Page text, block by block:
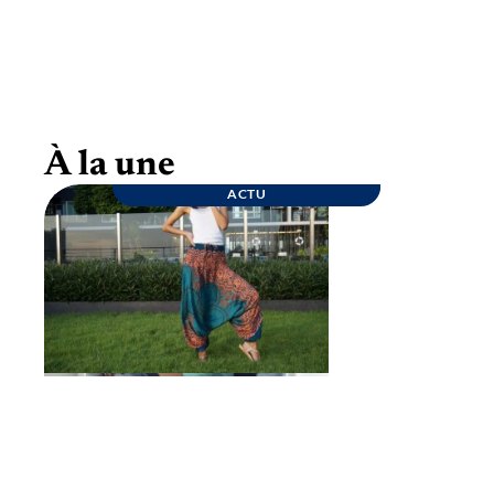
ENTREPRISE
À la une
ACTU